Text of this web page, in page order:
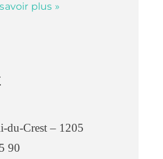
plus »
du-Crest – 1205
90